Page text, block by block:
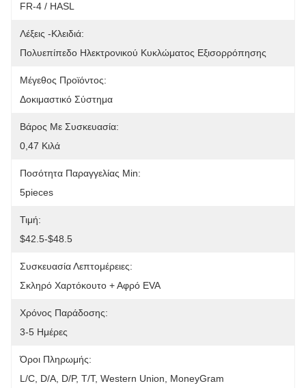
FR-4 / HASL
Λέξεις -κλειδιά:
Πολυεπίπεδο Ηλεκτρονικού Κυκλώματος Εξισορρόπησης
Μέγεθος Προϊόντος:
Δοκιμαστικό Σύστημα
Βάρος Με Συσκευασία:
0,47 Κιλά
Ποσότητα Παραγγελίας Min:
5pieces
Τιμή:
$42.5-$48.5
Συσκευασία Λεπτομέρειες:
Σκληρό Χαρτόκουτο + Αφρό EVA
Χρόνος Παράδοσης:
3-5 Ημέρες
Όροι Πληρωμής:
L/C, D/A, D/P, T/T, Western Union, MoneyGram